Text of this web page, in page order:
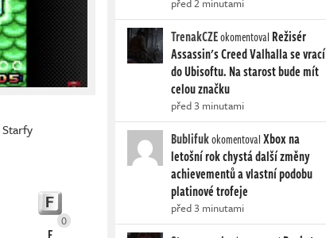
Starfy
0
před 2 minutami
TrenakCZEokomentoval Režisér
Assassin's Creed Valhalla se vrací
do Ubisoftu. Na starost bude mít
celou značku
před 3 minutami
BublifukokomentovalXbox na
letošní rok chystá další změny
achievementů a vlastní podobu
platinové trofeje
před 3 minutami